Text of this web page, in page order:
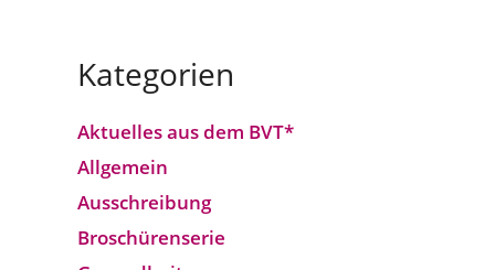
Kategorien
Aktuelles aus dem BVT*
Allgemein
Ausschreibung
Broschürenserie